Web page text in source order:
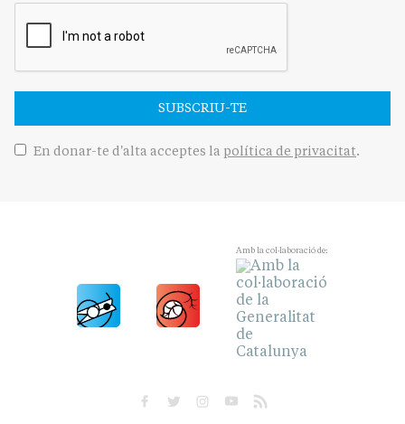
SUBSCRIU-TE
En donar-te d'alta acceptes la política de privacitat.
Amb la col·laboració de: